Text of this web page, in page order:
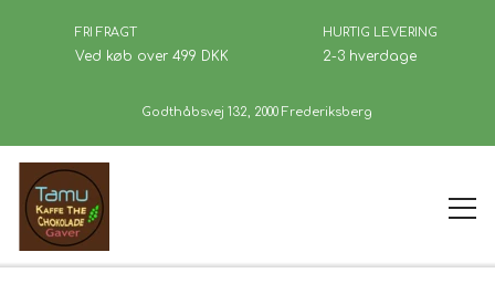
FRI FRAGT
Ved køb over 499 DKK
HURTIG LEVERING
2-3 hverdage
Godthåbsvej 132, 2000 Frederiksberg